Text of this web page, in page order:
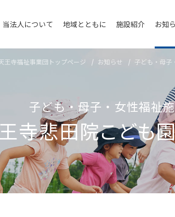
当法人について 地域とともに 施設紹介 お知
王寺福祉事業団トップページ お知らせ 子ども・母子
子ども・母子・女性福祉
寺悲⽥院こども